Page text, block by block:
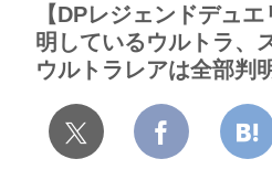
【DPレジェンドデュ
明しているウルトラ、
ウルトラレアは全部判